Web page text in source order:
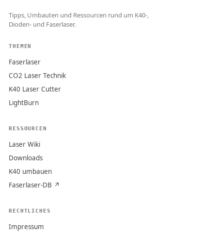
Tipps, Umbauten und Ressourcen rund um K40-,
Dioden- und Faserlaser.
THEMEN
Faserlaser
CO2 Laser Technik
K40 Laser Cutter
LightBurn
RESSOURCEN
Laser Wiki
Downloads
K40 umbauen
Faserlaser-DB ↗
RECHTLICHES
Impressum